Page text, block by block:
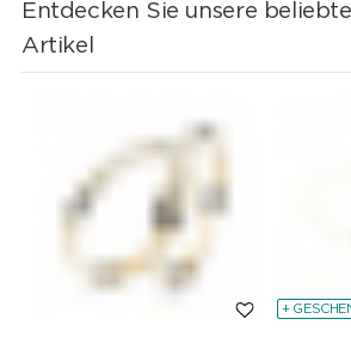
Entdecken Sie unsere
Artikel
+